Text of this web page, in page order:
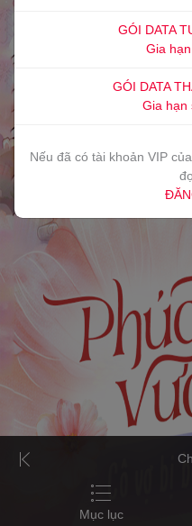
Mục lục
GÓI DATA
Gia
GÓI DATA
Gia hạn
Nếu đã có tài khoản VIP